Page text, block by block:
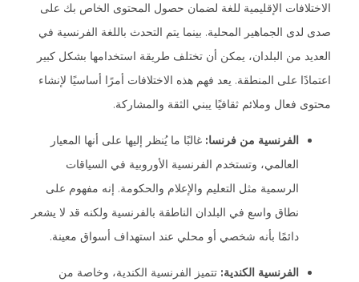
الاختلافات الإقليمية للغة لضمان حصول المحتوى الخاص بك على
صدى لدى الجماهير المحلية. بينما يتم التحدث باللغة الفرنسية في
العديد من البلدان، يمكن أن تختلف طريقة استخدامها بشكل كبير
اعتمادًا على المنطقة. يعد فهم هذه الاختلافات أمرًا أساسيًا لإنشاء
محتوى فعال وملائم ثقافيًا يبني الثقة والمشاركة.
الفرنسية من فرنسا: غالبًا ما يُنظر إليها على أنها المعيار
العالمي، وتستخدم الفرنسية الأوروبية في السياقات
الرسمية مثل التعليم والإعلام والحكومة. إنه مفهوم على
نطاق واسع في البلدان الناطقة بالفرنسية ولكنه قد لا يشعر
دائمًا بأنه شخصي أو محلي عند استهداف أسواق معينة.
الفرنسية الكندية: تتميز الفرنسية الكندية، وخاصة من